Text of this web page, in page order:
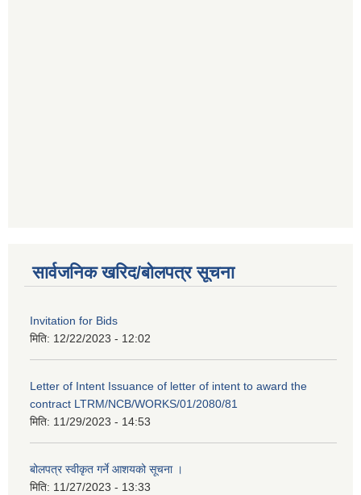
सार्वजनिक खरिद/बोलपत्र सूचना
Invitation for Bids
मिति: 12/22/2023 - 12:02
Letter of Intent Issuance of letter of intent to award the
contract LTRM/NCB/WORKS/01/2080/81
मिति: 11/29/2023 - 14:53
बोलपत्र स्वीकृत गर्ने आशयको सूचना ।
मिति: 11/27/2023 - 13:33